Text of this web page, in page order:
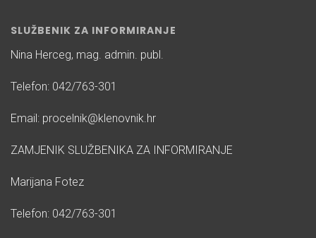
SLUŽBENIK ZA INFORMIRANJE
Nina Herceg, mag. admin. publ.
Telefon: 042/763-301
Email: procelnik@klenovnik.hr
ZAMJENIK SLUŽBENIKA ZA INFORMIRANJE
Marijana Fotez
Telefon: 042/763-301